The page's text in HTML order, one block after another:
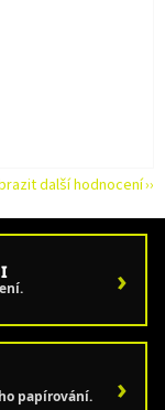
další hodnocení
›
papírování. ›